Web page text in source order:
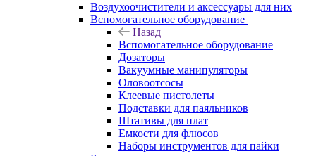
Воздухоочистители и аксессуары для них
Вспомогательное оборудование
Назад
Вспомогательное оборудование
Дозаторы
Вакуумные манипуляторы
Оловоотсосы
Клеевые пистолеты
Подставки для паяльников
Штативы для плат
Емкости для флюсов
Наборы инструментов для пайки